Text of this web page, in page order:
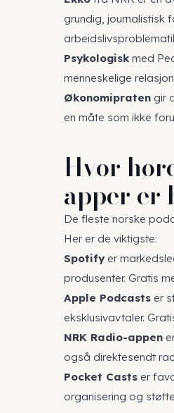
grundig, journalistisk
Psykologisk med
menneskelige
Økonomipraten gir
en måte som ikke
Hvor
apper er
De fleste norske
Her er de viktigste:
Spotifyer
produsenter. Gratis
Apple Podcasts er
eksklusivavtaler.
NRK Radio-appen
også direktesendt
Pocket Casts er
organisering og